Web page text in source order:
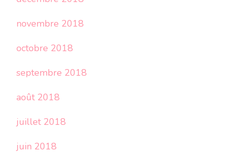
novembre 2018
octobre 2018
septembre 2018
août 2018
juillet 2018
juin 2018